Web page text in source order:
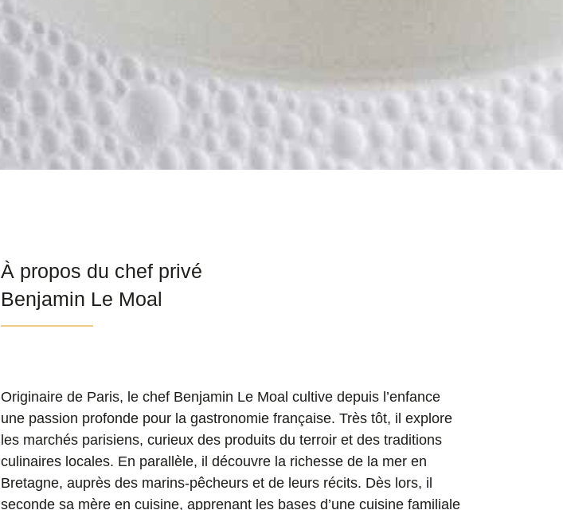
À propos du chef privé
Benjamin Le Moal
Originaire de Paris, le chef Benjamin Le Moal cultive depuis l’enfance
une passion profonde pour la gastronomie française. Très tôt, il explore
les marchés parisiens, curieux des produits du terroir et des traditions
culinaires locales. En parallèle, il découvre la richesse de la mer en
Bretagne, auprès des marins-pêcheurs et de leurs récits. Dès lors, il
seconde sa mère en cuisine, apprenant les bases d’une cuisine familiale